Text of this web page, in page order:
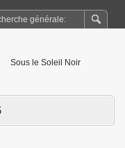
Sous le Soleil Noir